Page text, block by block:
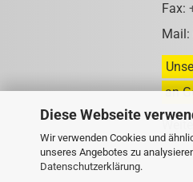
Diese Webseite
Wir verwenden Cookies und
unseres Angebotes zu
Datenschutzerklärung.
Fax:
Mail:
an